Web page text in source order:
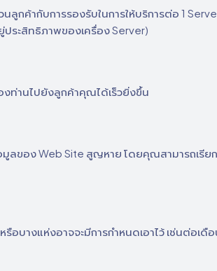
ลูกค้ากับการรองรับในการให้บริการต่อ 1
ระสิทธิภาพของเครื่อง Server)
งท่านไปยังลูกค้าคุณได้เร็วยิ่งขึ้น
ลของ Web Site สูญหาย โดยคุณสามารถเรี
บางแห่งอาจจะมีการกำหนดเอาไว้ เช่นต่อเดื